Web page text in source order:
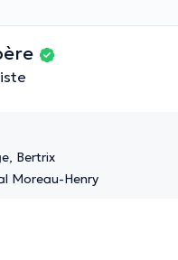
Bertrix
Moreau-Henry